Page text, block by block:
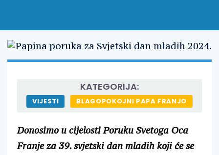
KATEGORIJA:
VIJESTI BLAGOPOKOJNI PAPA FRANJO
Donosimo u cijelosti Poruku Svetoga Oca
Franje za 39. svjetski dan mladih koji će se